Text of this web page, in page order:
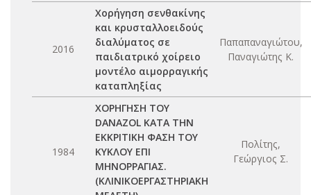
2016
Χορήγηση σενθακίνης
και κρυσταλλοειδούς
διαλύματος σε
παιδιατρικό χοίρειο
μοντέλο αιμορραγικής
καταπληξίας
Παπαπαναγιώτου,
Παναγιώτης Κ.
1984
ΧΟΡΗΓΗΣΗ ΤΟΥ
DANAZOL ΚΑΤΑ ΤΗΝ
ΕΚΚΡΙΤΙΚΗ ΦΑΣΗ ΤΟΥ
ΚΥΚΛΟΥ ΕΠΙ
ΜΗΝΟΡΡΑΓΙΑΣ.
(ΚΛΙΝΙΚΟΕΡΓΑΣΤΗΡΙΑΚΗ
Πολίτης,
Γεώργιος Σ.